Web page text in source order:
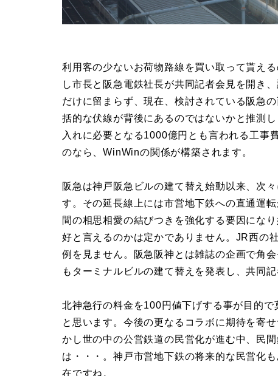
利用客の少ないお荷物路線を買い取って貰え
し市長と阪急電鉄社長が共同記者会見を開き
だけに留まらず、現在、検討されている阪急
括的な伏線が背後にあるのではないかと推測
入れに必要となる1000億円とも言われる工事
のなら、WinWinの関係が構築されます。
阪急は神戸阪急ビルの建て替え始動以来、次
す。その延長線上には市営地下鉄への直通運
間の相思相愛の結びつきを強化する要因にな
好と言えるのかは定かでありません。JR西の
例を見ません。阪急阪神とは雑誌の企画で角
もターミナルビルの建て替えを発表し、共同
北神急行の料金を100円値下げする事が目的
と思います。今後の更なるコラボに期待を寄
かし世の中の公営鉄道の民営化が進む中、民
は・・・。神戸市営地下鉄の将来的な民営化
在ですね。